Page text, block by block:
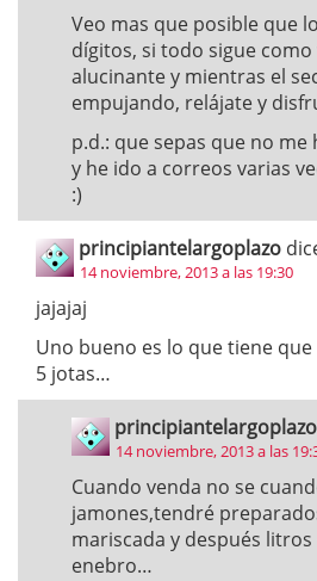
Veo mas que posible que
dígitos, si todo sigue como
alucinante y mientras el
empujando, relájate y
p.d.: que sepas que no me
y he ido a correos varias
:)
principiantelargoplazo
14 noviembre, 2013 a las 19:30
jajajaj
Uno bueno es lo que tiene
5 jotas…
principiantelargoplazo
14 noviembre, 2013 a las
Cuando venda no se
jamones,tendré
mariscada y después
enebro…